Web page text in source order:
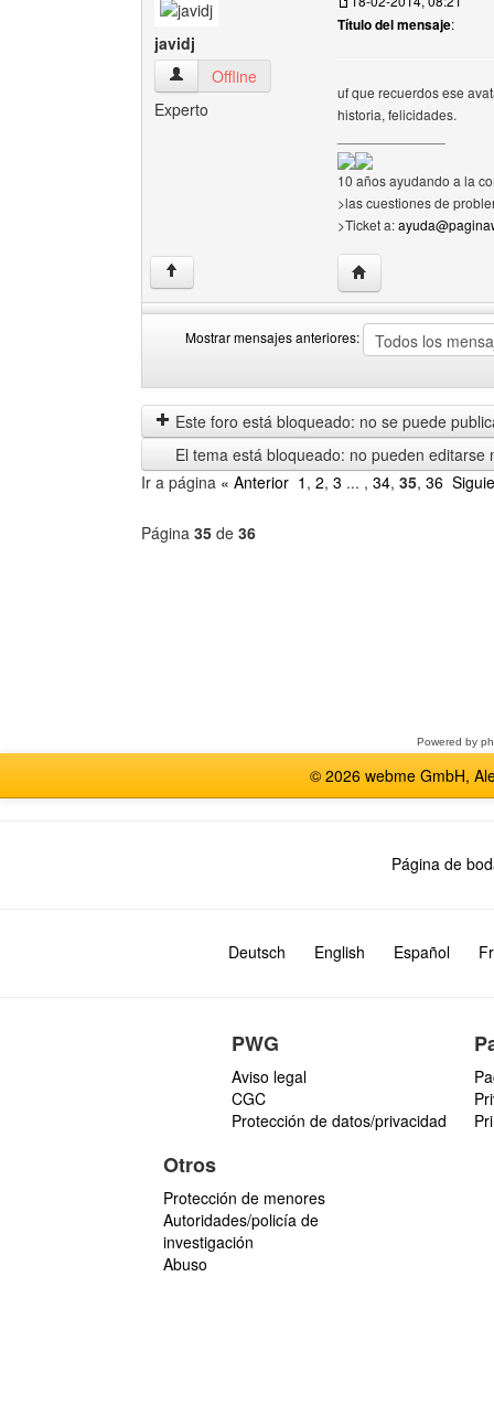
javidj
javidj Ver perfil del usuario
Offline
Experto
Título del mensaje:
uf que recuerdos ese
historia, felicidades.
10 años ayudando a la
>las cuestiones de
>Ticket a:
↑ Visitar sitio web del
Mostrar mensajes anteriores:
mensajes
anteriores
by
Este foro está bloqueado: no se puede
El tema está bloqueado: no pueden editarse
Ir a página « Anterior 1 , 2, 3 ... , 34, 35, 36
Página 35 de 36
Powered by
© 2026 webme GmbH,
Página de
Deutsch English Español
PWG
Aviso legal
CGC
Protección de datos/privacidad
Otros
Protección de menores
Autoridades/policía de
investigación
Abuso